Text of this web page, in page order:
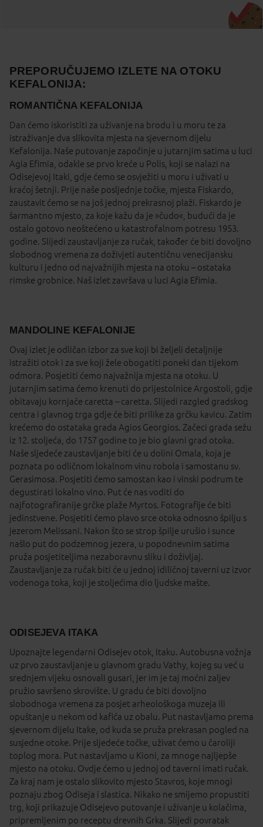
PREPORUČUJEMO IZLETE NA OTOKU
KEFALONIJA:
ROMANTIČNA KEFALONIJA
Dan ćemo iskoristiti za uživanje na brodu i u moru te za
istraživanje dva slikovita mjesta na sjevernom dijelu
Kefalonija. Naše putovanje započinje u jutarnjim satima u luci
Agia Efimia, odakle se prvo kreće u Polis, koji se nalazi na
Odisejevoj Itaki, gdje ćemo se osvježiti u moru i uživati u
kraćoj šetnji. Prije naše posljednje točke, mjesta Fiskardo,
zaustavit ćemo se na još jednoj prekrasnoj plaži. Fiskardo je
šarmantno mjesto, za koje kažu da je »čudo«, budući da je
ostalo gotovo neoštećeno u katastrofalnom potresu 1953.
godine. Slijedi zaustavljanje za ručak, također će biti dovoljno
slobodnog vremena za doživjeti autentičnu venecijansku
kulturu i jedno od najvažnijih mjesta na otoku – ostataka
rimske grobnice. Naš izlet završava u luci Agia Efimia.
MANDOLINE KEFALONIJE
Ovaj izlet je odličan izbor za sve koji bi željeli detaljnije
istražiti otok i za sve koji žele obogatiti poneki dan tijekom
odmora. Posjetiti ćemo najvažnija mjesta na otoku. U
jutarnjim satima ćemo krenuti do prijestolnice Argostoli, gdje
obitavaju kornjače caretta – caretta. Slijedi razgled gradskog
centra i glavnog trga gdje će biti prilike za grčku kavicu. Zatim
krećemo do ostataka grada Agios Georgios. Začeci grada sežu
iz 12. stoljeća, do 1757 godine to je bio glavni grad otoka.
Naše sljedeće zaustavljanje biti će u dolini Omala, koja je
poznata po odličnom lokalnom vinu robola i samostanu sv.
Gerasimosa. Posjetiti ćemo samostan kao i vinski podrum te
degustirati lokalno vino. Put će nas voditi do
najfotografiranije grčke plaže Myrtos. Fotografije će biti
jedinstvene. Posjetiti ćemo plavo srce otoka odnosno špilju s
jezerom Melissani. Nakon što se strop špilje urušio i sunce
našlo put do podzemnog jezera, u popodnevnim satima
pruža posjetiteljima nezaboravnu sliku i doživljaj.
Zaustavljanje za ručak biti će u jednoj idiličnoj taverni uz izvor
vodenoga toka, koji je stoljećima dio ljudske mašte.
ODISEJEVA ITAKA
Upoznajte legendarni Odisejev otok, Itaku. Autobusna vožnja
uz prvo zaustavljanje u glavnom gradu Vathy, kojeg su već u
srednjem vijeku osnovali gusari, jer im je taj moćni zaljev
pružio savršeno skrovište. U gradu će biti dovoljno
slobodnoga vremena za posjet arheološkoga muzeja ili
opuštanje u nekom od kafića uz obalu. Put nastavljamo prema
sjevernom dijelu Itake, od kuda se pruža prekrasan pogled na
susjedne otoke. Prije sljedeće točke, uživat ćemo u čaroliji
toplog mora. Put nastavljamo u Kioni, za mnoge najljepše
mjesto na otoku. Ovdje ćemo u jednoj od taverni imati ručak.
Za kraj nam je ostalo slikovito mjesto Stavros, koje mnogi
poznaju zbog Odiseja i slastica. Nikako ne smijemo propustiti
trg, koji prikazuje Odisejevo putovanje i uživanje u kolačima,
pripremljenim po receptu drevnih Grka. Slijedi povratak